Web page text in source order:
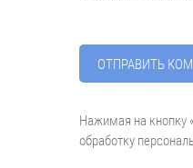
Нажимая на кнопку
обработку